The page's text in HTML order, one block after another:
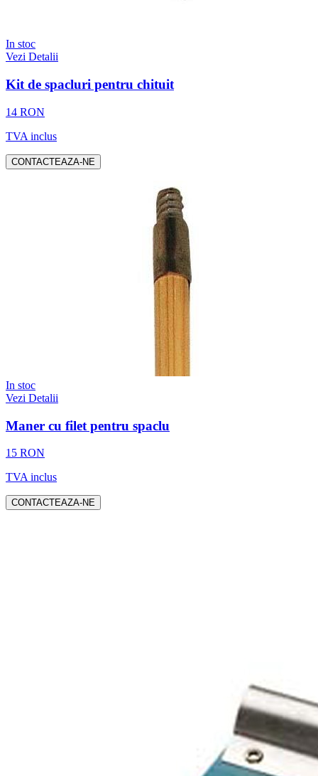
In stoc
Vezi Detalii
Kit de spacluri pentru chituit
14 RON
TVA inclus
CONTACTEAZA-NE
In stoc
Vezi Detalii
Maner cu filet pentru spaclu
15 RON
TVA inclus
CONTACTEAZA-NE